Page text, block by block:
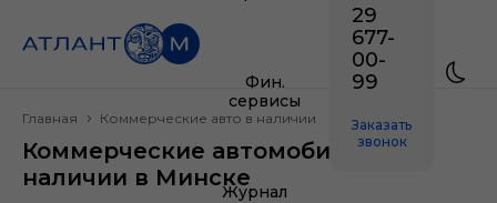
Фин.
сервисы
Журнал
29
677-
00-
99
Заказать
звонок
Главная Коммерческие авто в наличии
Коммерческие автомобили ГАЗ в
наличии в Минске